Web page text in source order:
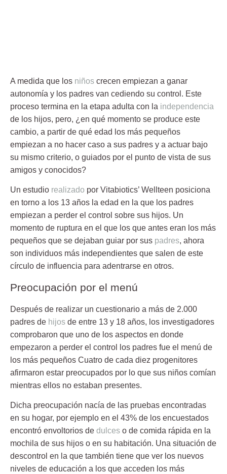
A medida que los niños crecen empiezan a ganar
autonomía y los padres van cediendo su control. Este
proceso termina en la etapa adulta con la independencia
de los hijos, pero, ¿en qué momento se produce este
cambio, a partir de qué edad los más pequeños
empiezan a no hacer caso a sus padres y a actuar bajo
su mismo criterio, o guiados por el punto de vista de sus
amigos y conocidos?
Un estudio realizado por Vitabiotics’ Wellteen posiciona
en torno a los 13 años la edad en la que los padres
empiezan a perder el control sobre sus hijos. Un
momento de ruptura en el que los que antes eran los más
pequeños que se dejaban guiar por sus padres, ahora
son individuos más independientes que salen de este
círculo de influencia para adentrarse en otros.
Preocupación por el menú
Después de realizar un cuestionario a más de 2.000
padres de hijos de entre 13 y 18 años, los investigadores
comprobaron que uno de los aspectos en donde
empezaron a perder el control
los padres fue el menú de
los más pequeños Cuatro de cada diez progenitores
afirmaron estar preocupados por lo que sus niños comían
mientras ellos no estaban presentes.
Dicha preocupación nacía de las pruebas encontradas
en su hogar, por ejemplo en el 43% de los encuestados
encontró envoltorios de dulces o de comida rápida en la
mochila de sus hijos o en su habitación. Una situación de
descontrol en la que también tiene que ver los nuevos
niveles de educación a los que acceden los más